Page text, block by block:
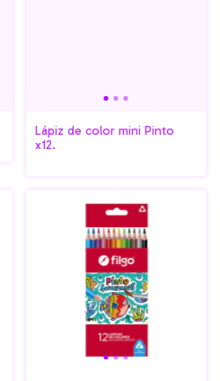
Lápiz de color mini Pinto
x12.